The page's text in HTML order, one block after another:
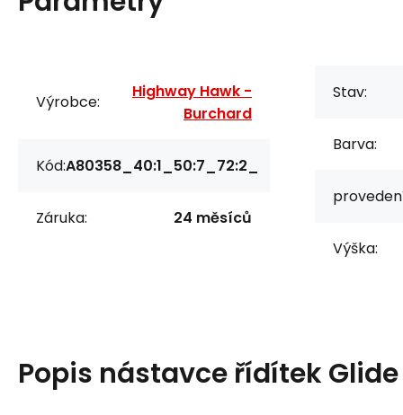
Výrobce:
Highway Hawk -
Burchard
Kód:A80358_40:1_50:7_72:2_
Záruka: 24 měsíců
Stav:
Barva:
Výška:
Popis nástavce řídítek Glide